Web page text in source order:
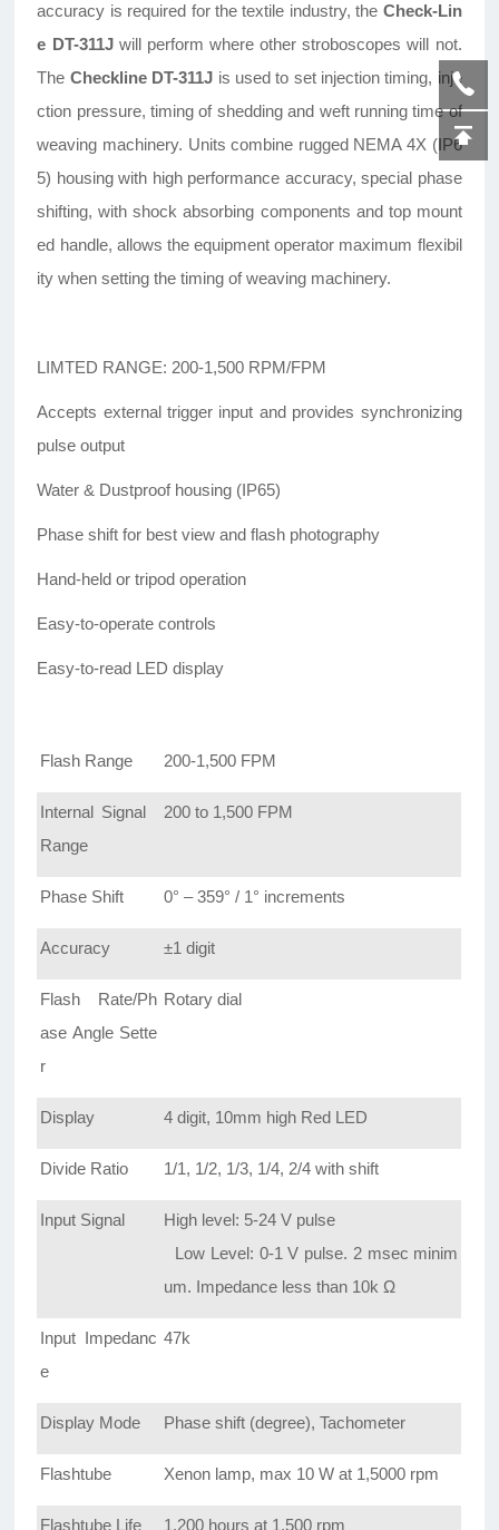
accuracy is required for the textile industry, the Check-Lin
e DT-311Jwill perform where other stroboscopes will not.
The Checkline DT-311J is used to set injection timing, inje
ction pressure, timing of shedding and weft running time of
weaving machinery. Units combine rugged NEMA 4X (IP6
5) housing with high performance accuracy, special phase
shifting, with shock absorbing components and top mount
ed handle, allows the equipment operator maximum flexibil
ity when setting the timing of weaving machinery.
LIMTED RANGE: 200-1,500 RPM/FPM
Accepts external trigger input and provides synchronizing
pulse output
Water & Dustproof housing (IP65)
Phase shift for best view and flash photography
Hand-held or tripod operation
Easy-to-operate controls
Easy-to-read LED display
Flash Range 200-1,500 FPM
Internal Signal
Range
200 to 1,500 FPM
Phase Shift 0° – 359° / 1° increments
Accuracy ±1 digit
Flash Rate/Ph
ase Angle Sette
r
Rotary dial
Display 4 digit, 10mm high Red LED
Divide Ratio 1/1, 1/2, 1/3, 1/4, 2/4 with shift
Input Signal
High level: 5-24 V pulse
Low Level: 0-1 V pulse. 2 msec minim
um. Impedance less than 10k Ω
Input Impedanc
e
47k
Display Mode Phase shift (degree), Tachometer
Flashtube Xenon lamp, max 10 W at 1,5000 rpm
Flashtube Life 1,200 hours at 1,500 rpm